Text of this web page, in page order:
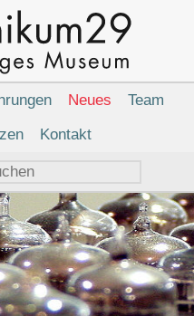
Neues
Team
Kontakt